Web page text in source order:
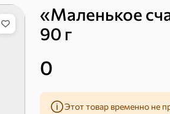
«Маленькое
90 г
0
Этот товар временно не